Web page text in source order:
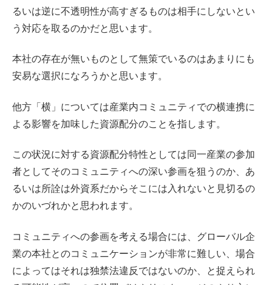
るいは逆に不透明性が高すぎるものは相手にしないとい
う対応を取るのかだと思います。
本社の存在が無いものとして無策でいるのはあまりにも
安易な選択になろうかと思います。
他方「横」については産業内コミュニティでの横連携に
よる影響を加味した資源配分のことを指します。
この状況に対する資源配分特性としては同一産業の参加
者としてそのコミュニティへの深い参画を狙うのか、あ
るいは所詮は外資系だからそこには入れないと見切るの
かのいづれかと思われます。
コミュニティへの参画を考える場合には、グローバル企
業の本社とのコミュニケーションが非常に難しい、場合
によってはそれは独禁法違反ではないのか、と捉えられ